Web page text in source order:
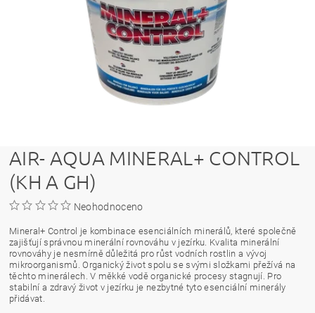
AIR- AQUA MINERAL+ CONTROL
(KH A GH)
Neohodnoceno
Mineral+ Control je kombinace esenciálních minerálů, které společně
zajišťují správnou minerální rovnováhu v jezírku. Kvalita minerální
rovnováhy je nesmírně důležitá pro růst vodních rostlin a vývoj
mikroorganismů. Organický život spolu se svými složkami přežívá na
těchto minerálech. V měkké vodě organické procesy stagnují. Pro
stabilní a zdravý život v jezírku je nezbytné tyto esenciální minerály
přidávat.